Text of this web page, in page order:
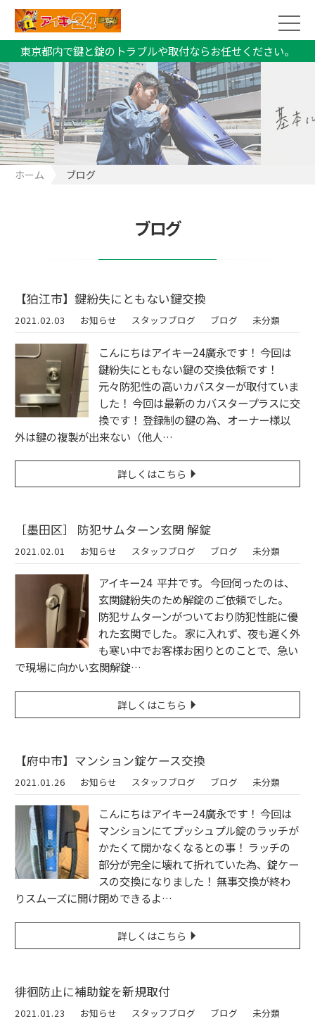
東京都内で鍵と錠のトラブルや取付ならお任せください。
ホーム ブログ
ブログ
【狛江市】鍵紛失にともない鍵交換
2021.02.03 お知らせ スタッフブログ ブログ 未分類
こんにちはアイキー24廣永です！ 今回は
鍵紛失にともない鍵の交換依頼です！
元々防犯性の高いカバスターが取付ていま
した！ 今回は最新のカバスタープラスに交
換です！ 登録制の鍵の為、オーナー様以
外は鍵の複製が出来ない（他人…
詳しくはこちら
［墨田区］ 防犯サムターン玄関 解錠
2021.02.01 お知らせ スタッフブログ ブログ 未分類
アイキー24 平井です。 今回伺ったのは、
玄関鍵紛失のため解錠のご依頼でした。
防犯サムターンがついており防犯性能に優
れた玄関でした。 家に入れず、夜も遅く外
も寒い中でお客様お困りとのことで、急い
で現場に向かい玄関解錠…
詳しくはこちら
【府中市】マンション錠ケース交換
2021.01.26 お知らせ スタッフブログ ブログ 未分類
こんにちはアイキー24廣永です！ 今回は
マンションにてプッシュプル錠のラッチが
かたくて開かなくなるとの事！ ラッチの
部分が完全に壊れて折れていた為、錠ケー
スの交換になりました！ 無事交換が終わ
りスムーズに開け閉めできるよ…
詳しくはこちら
徘徊防止に補助錠を新規取付
2021.01.23 お知らせ スタッフブログ ブログ 未分類